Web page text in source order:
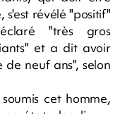
révélé "positif"
"très gros
et a dit avoir
neuf ans", selon
cet homme,